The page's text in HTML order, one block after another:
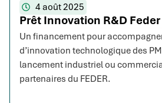
4 août 2025
Prêt Innovation R&D Feder
Un financement pour
d’innovation technologique des
lancement industriel ou
partenaires du FEDER.